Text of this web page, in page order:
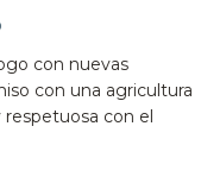
con nuevas
con una agricultura
respetuosa con el